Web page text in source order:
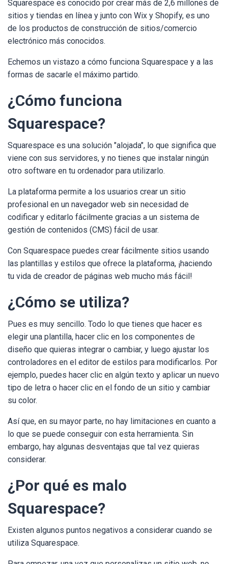
Squarespace es conocido por crear más de 2,6 millones de
sitios y tiendas en línea y junto con Wix y Shopify, es uno
de los productos de construcción de sitios/comercio
electrónico más conocidos.
Echemos un vistazo a cómo funciona Squarespace y a las
formas de sacarle el máximo partido.
¿Cómo funciona
Squarespace?
Squarespace es una solución "alojada", lo que significa que
viene con sus servidores, y no tienes que instalar ningún
otro software en tu ordenador para utilizarlo.
La plataforma permite a los usuarios crear un sitio
profesional en un navegador web sin necesidad de
codificar y editarlo fácilmente gracias a un sistema de
gestión de contenidos (CMS) fácil de usar.
Con Squarespace puedes crear fácilmente sitios usando
las plantillas y estilos que ofrece la plataforma, ¡haciendo
tu vida de creador de páginas web mucho más fácil!
¿Cómo se utiliza?
Pues es muy sencillo. Todo lo que tienes que hacer es
elegir una plantilla, hacer clic en los componentes de
diseño que quieras integrar o cambiar, y luego ajustar los
controladores en el editor de estilos para modificarlos. Por
ejemplo, puedes hacer clic en algún texto y aplicar un nuevo
tipo de letra o hacer clic en el fondo de un sitio y cambiar
su color.
Así que, en su mayor parte, no hay limitaciones en cuanto a
lo que se puede conseguir con esta herramienta. Sin
embargo, hay algunas desventajas que tal vez quieras
considerar.
¿Por qué es malo
Squarespace?
Existen algunos puntos negativos a considerar cuando se
utiliza Squarespace.